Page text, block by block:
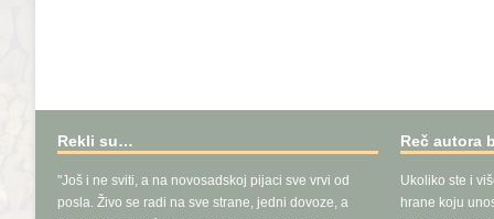
Rekli su…
"Još i ne sviti, a na novosadskoj pijaci sve vrvi od
posla. Živo se radi na sve strane, jedni dovoze, a
Reč autora
Ukoliko ste i
hrane koju